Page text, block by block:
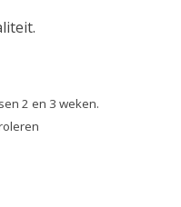
2 en 3 weken.